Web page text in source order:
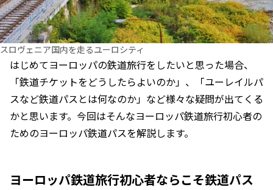
スロヴェニア国内を走るユーロシティ
はじめてヨーロッパの鉄道旅行をしたいと思った場合、
「鉄道チケットをどうしたらよいのか」、「ユーレイルパ
スなど鉄道パスとは何なのか」など様々な疑問が出てくる
かと思います。今回はそんなヨーロッパ鉄道旅行初心者の
ためのヨーロッパ鉄道パスを解説します。
ヨーロッパ鉄道旅行初心者ならこそ鉄道パス